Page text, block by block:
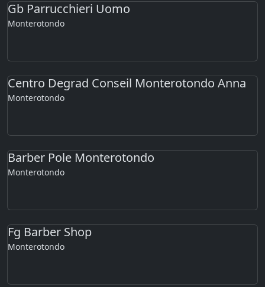
Gb Parrucchieri Uomo
Monterotondo
Centro Degrad Conseil Monterotondo Anna
Monterotondo
Barber Pole Monterotondo
Monterotondo
Fg Barber Shop
Monterotondo